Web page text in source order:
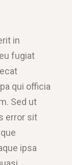
in
fugiat
qui officia
Sed ut
error sit
ipsa